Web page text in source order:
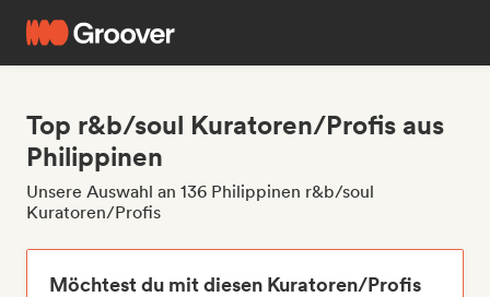
Top r&b/soul Kuratoren/Profis aus
Philippinen
Unsere Auswahl an 136 Philippinen r&b/soul
Kuratoren/Profis
Möchtest du mit diesen Kuratoren/Profis